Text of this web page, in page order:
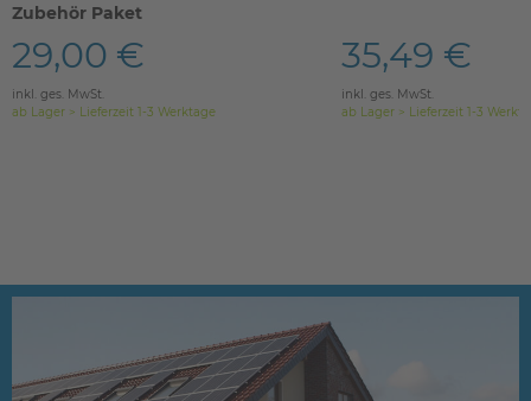
Zubehör Paket
29,00 €
inkl. ges. MwSt.
ab Lager > Lieferzeit 1-3 Werktage
35,49 €
inkl. ges. MwSt.
ab Lager > Lieferzeit 1-3